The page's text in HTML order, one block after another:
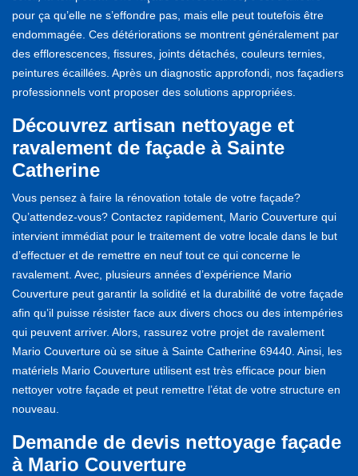
pour ça qu’elle ne s’effondre pas, mais elle peut toutefois être
endommagée. Ces détériorations se montrent généralement par
des efflorescences, fissures, joints détachés, couleurs ternies,
peintures écaillées. Après un diagnostic approfondi, nos façadiers
professionnels vont proposer des solutions appropriées.
Découvrez artisan nettoyage et
ravalement de façade à Sainte
Catherine
Vous pensez à faire la rénovation totale de votre façade?
Qu’attendez-vous? Contactez rapidement, Mario Couverture qui
intervient immédiat pour le traitement de votre locale dans le but
d’effectuer et de remettre en neuf tout ce qui concerne le
ravalement. Avec, plusieurs années d’expérience Mario
Couverture peut garantir la solidité et la durabilité de votre façade
afin qu’il puisse résister face aux divers chocs ou des intempéries
qui peuvent arriver. Alors, rassurez votre projet de ravalement
Mario Couverture où se situe à Sainte Catherine 69440. Ainsi, les
matériels Mario Couverture utilisent est très efficace pour bien
nettoyer votre façade et peut remettre l’état de votre structure en
nouveau.
Demande de devis nettoyage façade
à Mario Couverture